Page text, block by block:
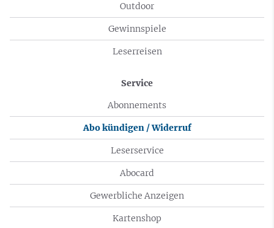
Outdoor
Gewinnspiele
Leserreisen
Service
Abonnements
Abo kündigen / Widerruf
Leserservice
Abocard
Gewerbliche Anzeigen
Kartenshop